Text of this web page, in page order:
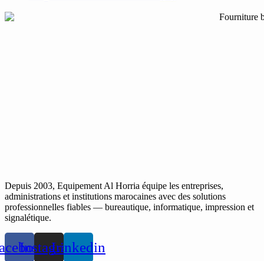
Depuis 2003, Equipement Al Horria équipe les entreprises,
administrations et institutions marocaines avec des solutions
professionnelles fiables — bureautique, informatique, impression et
signalétique.
InstagramLinkedin